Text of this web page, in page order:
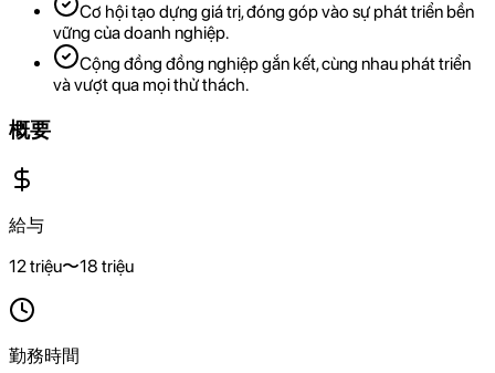
Cơ hội tạo dựng giá trị, đóng góp vào sự phát triển bền
vững của doanh nghiệp.
Cộng đồng đồng nghiệp gắn kết, cùng nhau phát triển
và vượt qua mọi thử thách.
概要
給与
12 triệu〜18 triệu
勤務時間